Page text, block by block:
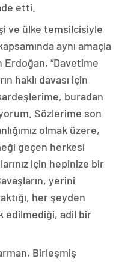
etti.
ve ülke temsilcisiyle
aynı amaçla
“Davetime
haklı davası için
buradan
Sözlerime son
olmak üzere,
geçen herkesi
için hepinize bir
yerini
her şeyden
edilmediği, adil bir
Birleşmiş